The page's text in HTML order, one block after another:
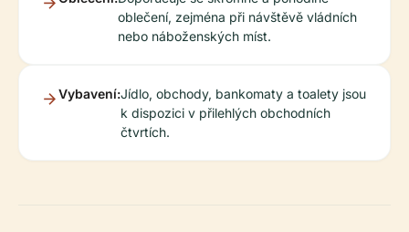
oblečení, zejména při návštěvě vládních
nebo náboženských míst.
Vybavení:Jídlo, obchody, bankomaty a toalety jsou
k dispozici v přilehlých obchodních
čtvrtích.